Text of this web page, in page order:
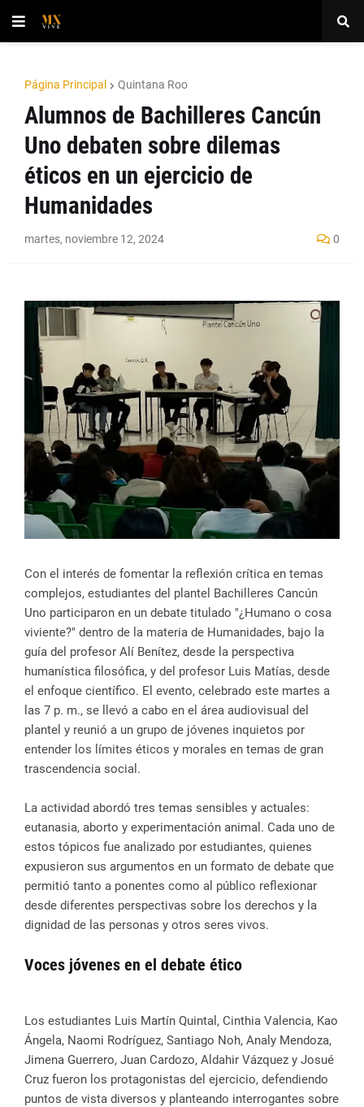
Página Principal Quintana Roo
Alumnos de Bachilleres Cancún
Uno debaten sobre dilemas
éticos en un ejercicio de
Humanidades
martes, noviembre 12, 2024 0
Con el interés de fomentar la reflexión crítica en temas
complejos, estudiantes del plantel Bachilleres Cancún
Uno participaron en un debate titulado "¿Humano o cosa
viviente?" dentro de la materia de Humanidades, bajo la
guía del profesor Alí Benítez, desde la perspectiva
humanística filosófica, y del profesor Luis Matías, desde
el enfoque científico. El evento, celebrado este martes a
las 7 p. m., se llevó a cabo en el área audiovisual del
plantel y reunió a un grupo de jóvenes inquietos por
entender los límites éticos y morales en temas de gran
trascendencia social.
La actividad abordó tres temas sensibles y actuales:
eutanasia, aborto y experimentación animal. Cada uno de
estos tópicos fue analizado por estudiantes, quienes
expusieron sus argumentos en un formato de debate que
permitió tanto a ponentes como al público reflexionar
desde diferentes perspectivas sobre los derechos y la
dignidad de las personas y otros seres vivos.
Voces jóvenes en el debate ético
Los estudiantes Luis Martín Quintal, Cinthia Valencia, Kao
Ángela, Naomi Rodríguez, Santiago Noh, Analy Mendoza,
Jimena Guerrero, Juan Cardozo, Aldahir Vázquez y Josué
Cruz fueron los protagonistas del ejercicio, defendiendo
puntos de vista diversos y planteando interrogantes sobre